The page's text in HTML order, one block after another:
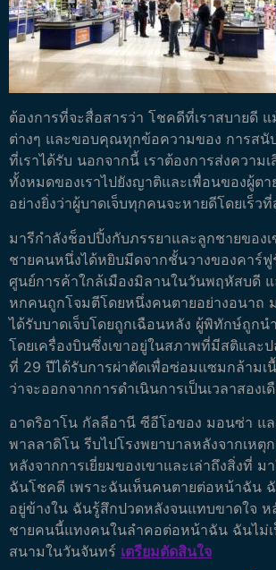
ต้องการที่จะสื่อสารว่า โชคดีที่เราสบายดี
ต่างๆ และขอบคุณทุกข้อความของ การสนั
ที่เราได้รับ นอกจากนี้ เราต้องการส่งความเ
ทั้งหมดของเราไปยังญาติและเพื่อนของผู้ตา
อย่างยิ่งว่าผู้บาดเจ็บทุกคนจะหายดีโดยเร็ว
มารีกำลังช็อปปิ้งกับภรรยาและลูกชายของ
ชายคนหนึ่งได้หยิบมีดจากชั้นวางของคาร์ฟู
ศูนย์การค้าใกล้เมืองมิลานในวันพฤหัสบดี
หกคนถูกโจมตีโดยหนึ่งคนตายอย่างอนาถ
ได้รับบาดเจ็บโดยถูกเฉือนหลัง ผู้พิทักษ์ถูกน
โดยเครื่องบินซึ่งเขาอยู่ในสภาพที่มีสติและ
ที่ 29 ปีได้รับการผ่าตัดเพื่อซ่อมแซมกล้ามเ
ว่าจะออกจากการดำเนินการเป็นเวลาสองเ
อาดริอาโน กัลลีอานี ซีอีโอของ มอนซ่า แ
พาลลาดิโน รีบไปโรงพยาบาลหลังจากเห
หลังจากการเยี่ยมของเขาและเล่าถึงสิ่งที่ ม
ฉันโชคดี เพราะฉันเห็นคนตายต่อหน้าฉัน
อยู่ข้างใน ฉันรู้สึกปวดหลังจนแทบขาดใจ
ชายคนนี้แทงคนในลำคอต่อหน้าฉัน ฉันไม่เ
สนามในวันจันทร์ เตรียมตัดสินใจ